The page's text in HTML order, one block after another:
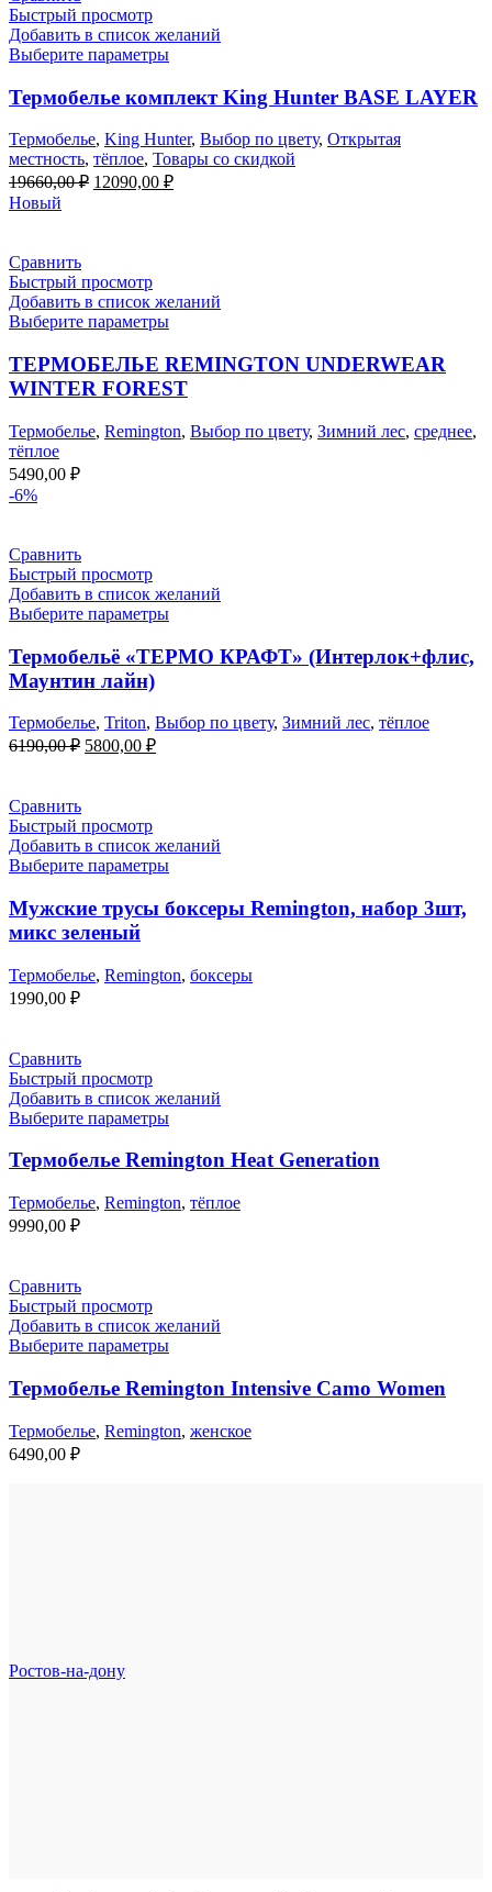
Быстрый просмотр
Добавить в список желаний
Выберите параметры
Термобелье комплект King Hunter BASE LAYER
Термобелье, King Hunter, Выбор по цвету, Открытая
местность, тёплое, Товары со скидкой
19660,00₽ Первоначальная
12090,00 ₽Текущая
Новый
Сравнить
Быстрый просмотр
Добавить в список желаний
Выберите параметры
ТЕРМОБЕЛЬЕ REMINGTON UNDERWEAR
WINTER FOREST
Термобелье, Remington, Выбор по цвету, Зимний лес, среднее,
тёплое
5490,00 ₽
-6%
Сравнить
Быстрый просмотр
Добавить в список желаний
Выберите параметры
Термобельё «ТЕРМО КРАФТ» (Интерлок+флис,
Маунтин лайн)
Термобелье, Triton, Выбор по цвету, Зимний лес, тёплое
6190,00₽ Первоначальная
5800,00 ₽Текущая
Сравнить
Быстрый просмотр
Добавить в список желаний
Выберите параметры
Мужские трусы боксеры Remington, набор 3шт,
микс зеленый
Термобелье, Remington, боксеры
1990,00 ₽
Сравнить
Быстрый просмотр
Добавить в список желаний
Выберите параметры
Термобелье Remington Heat Generation
Термобелье, Remington, тёплое
9990,00 ₽
Сравнить
Быстрый просмотр
Добавить в список желаний
Выберите параметры
Термобелье Remington Intensive Camo Women
Термобелье, Remington, женское
6490,00 ₽
Ростов-на-дону